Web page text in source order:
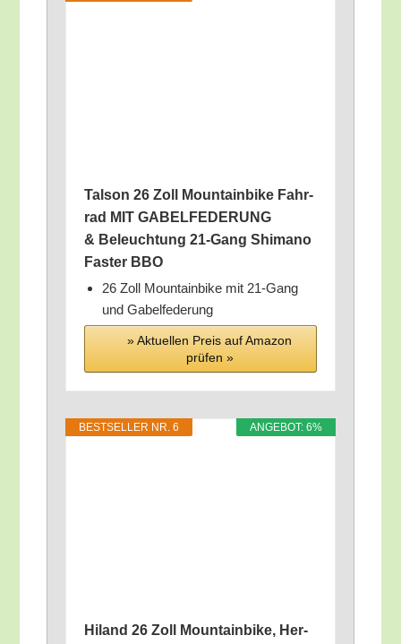
Tal­son 26 Zoll Moun­tain­bike Fahr­
rad MIT GABELFEDERUNG
& Beleuch­tung 21-Gang Shi­ma­no
Fas­ter BBO
26 Zoll Moun­tain­bike mit 21-Gang
und Gabelfederung
» Aktu­el­len Preis auf Ama­zon
prü­fen »
ANGE­BOT: 6%
BEST­SEL­LER NR. 6
Hil­and 26 Zoll Moun­tain­bike, Her­